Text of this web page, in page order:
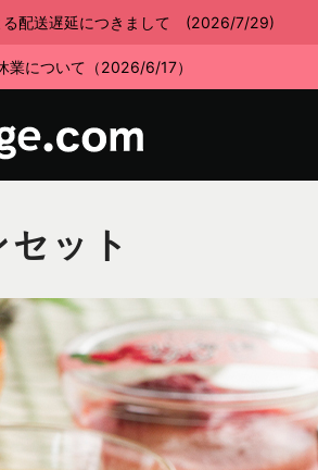
る配送遅延につきまして (2026/7/29)
業について（2026/6/17）
ット